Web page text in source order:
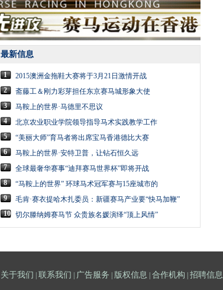
最新信息
1
2015澳洲金拖鞋大赛将于3月21日激情开战
2
斋藤工＆刚力彩芽担任东京赛马城形象大使
3
马鞍上的世界·马德里不思议
4
北京农业职业学院领导指导马术实践教学工作
5
“美丽大师”育马者将出席宝马香港德比大赛
6
马鞍上的世界·安特卫普，让钻石恒久远
7
全球最奢华赛事“迪拜赛马世界杯”即将开战
8
“马鞍上的世界” 环球马术冠军赛与15座城市的
9
毛肯·赛衣提哈木扎委员：新疆赛马产业要“快马加鞭”
10 切尔滕纳姆赛马节 众贵族名媛演绎“顶上风情”
关于我们 联系我们 广告服务 版权信息 合作机构 招聘信息